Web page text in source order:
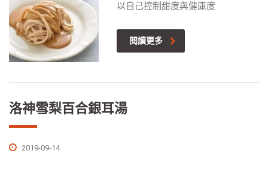
以自己控制甜度與健康度
閱讀更多
洛神雪梨百合銀耳湯
2019-09-14